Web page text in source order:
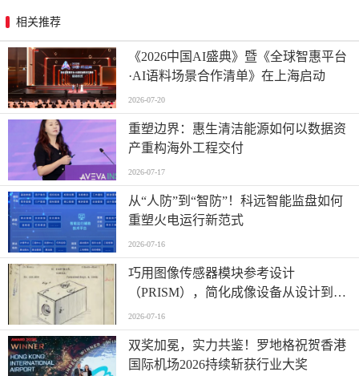
相关推荐
《2026中国AI盛典》暨《全球智惠平台
·AI语料场景合作清单》在上海启动
2026-07-20
重塑边界：惠生清洁能源如何以数据资
产重构海外工程交付
2026-07-17
从“人防”到“智防”！科远智能监盘如何
重塑火电运行新范式
2026-07-16
巧用图像传感器模块参考设计
（PRISM），简化成像设备从设计到制
造的全流程
2026-07-16
双奖加冕，实力共鉴！罗地格祝贺香港
国际机场2026持续斩获行业大奖